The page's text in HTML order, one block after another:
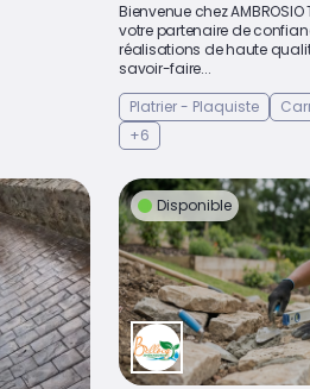
Bienvenue chez AMBROSIO
votre partenaire de
réalisations de haute
savoir-faire...
Platrier - Plaquiste
+6
Disponible